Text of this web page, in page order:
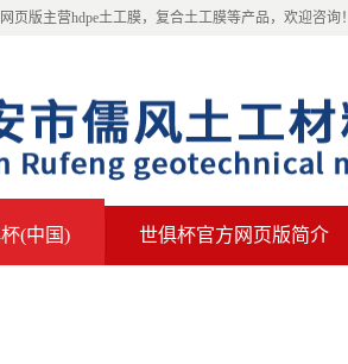
页版主营hdpe土工膜，复合土工膜等产品，欢迎咨询！
(中国) 世俱杯官方网页版简介